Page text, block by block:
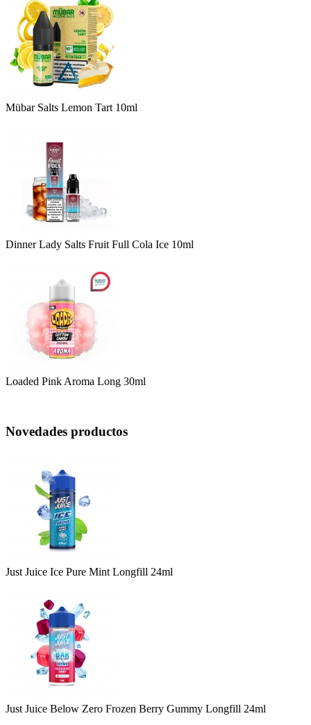
Mübar Salts Lemon Tart 10ml
Dinner Lady Salts Fruit Full Cola Ice 10ml
Loaded Pink Aroma Long 30ml
Novedades productos
Just Juice Ice Pure Mint Longfill 24ml
Just Juice Below Zero Frozen Berry Gummy Longfill 24ml